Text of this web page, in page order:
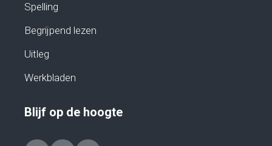
Spelling
Begrijpend lezen
Uitleg
Werkbladen
Blijf op de hoogte